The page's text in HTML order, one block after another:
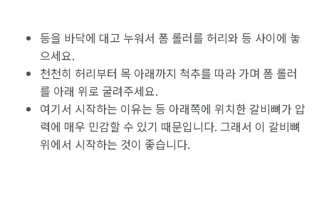
등을 바닥에 대고 누워서 폼 롤러를 허리와 등 사이에 놓
으세요.
천천히 허리부터 목 아래까지 척추를 따라 가며 폼 롤러
를 아래 위로 굴려주세요.
여기서 시작하는 이유는 등 아래쪽에 위치한 갈비뼈가 압
력에 매우 민감할 수 있기 때문입니다. 그래서 이 갈비뼈
위에서 시작하는 것이 좋습니다.